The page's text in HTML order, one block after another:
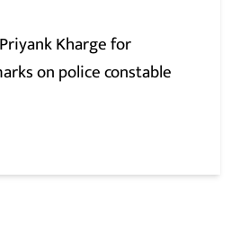
Kharge for
on police constable